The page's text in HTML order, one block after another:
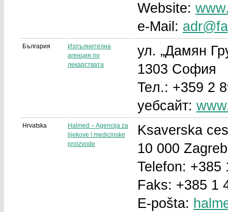
Website:
e-Mail:
България
Изпълнителна
агенция по
лекарствата
ул. „Дамян
1303 София
Teл.: +359 2
уебсайт:
Hrvatska
Halmed – Agencija za
lijekove I medicinske
proizvode
Ksaverska
10 000 Zagreb
Telefon: +385
Faks: +385 1
E-pošta: